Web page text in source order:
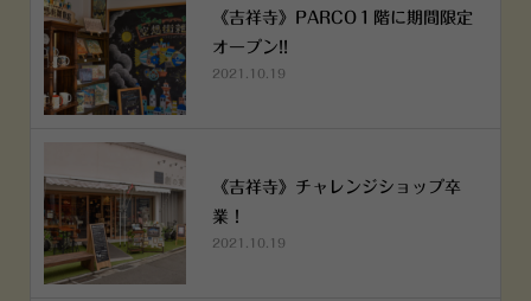
《吉祥寺》PARCO１階に期間限定
オープン!!
2021.10.19
《吉祥寺》チャレンジショップ卒
業！
2021.10.19